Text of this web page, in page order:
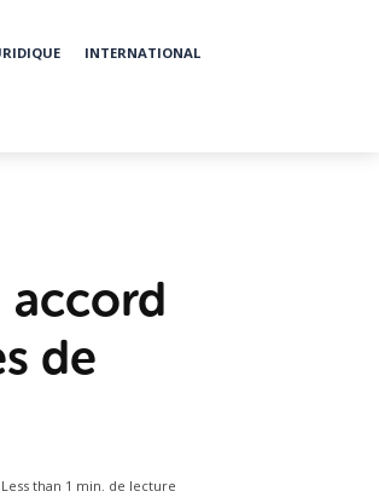
INTERNATIONAL
accord
de
Less than 1 min. de lecture